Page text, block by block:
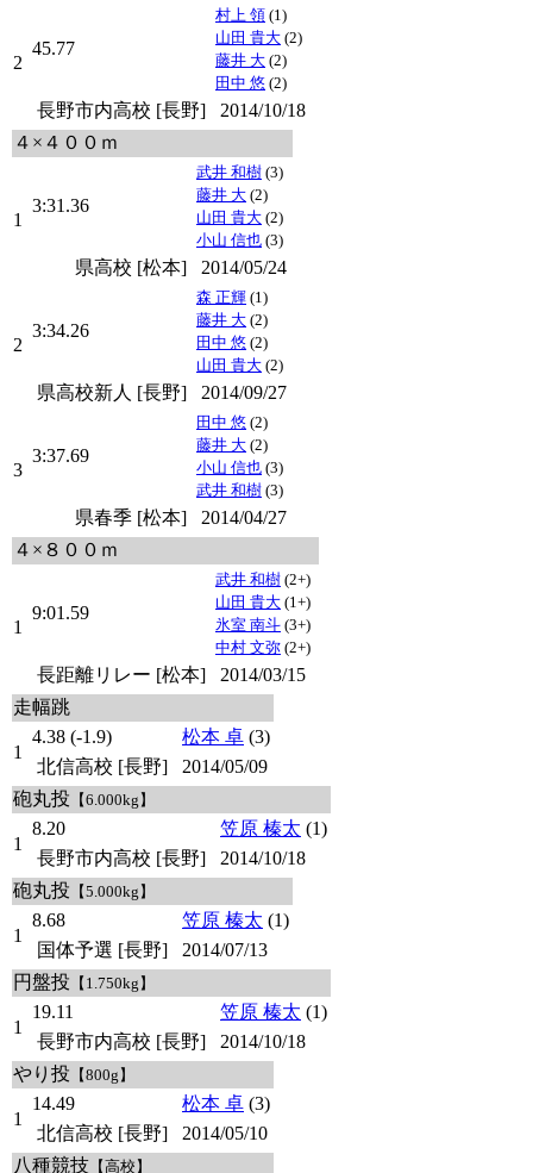
2
45.77
村上 領 (1)
山田 貴大 (2)
藤井 大 (2)
田中 悠 (2)
長野市内高校 [長野]
2014/10/18
４×４００ｍ
1
3:31.36
武井 和樹 (3)
藤井 大 (2)
山田 貴大 (2)
小山 信也 (3)
県高校 [松本] 2014/05/24
2
3:34.26
森 正輝 (1)
藤井 大 (2)
田中 悠 (2)
山田 貴大 (2)
県高校新人 [長野] 2014/09/27
3
3:37.69
田中 悠 (2)
藤井 大 (2)
小山 信也 (3)
武井 和樹 (3)
県春季 [松本]
2014/04/27
４×８００ｍ
1
9:01.59
武井 和樹 (2+)
山田 貴大 (1+)
氷室 南斗 (3+)
中村 文弥 (2+)
長距離リレー [松本]
2014/03/15
走幅跳
1
4.38 (-1.9) 松本 卓 (3)
北信高校 [長野]
2014/05/09
砲丸投 【6.000kg】
1
8.20 笠原 榛太 (1)
長野市内高校 [長野]
2014/10/18
砲丸投 【5.000kg】
1
8.68 笠原 榛太 (1)
国体予選 [長野]
2014/07/13
円盤投 【1.750kg】
1
19.11 笠原 榛太 (1)
長野市内高校 [長野]
2014/10/18
やり投 【800g】
1
14.49 松本 卓 (3)
北信高校 [長野]
2014/05/10
八種競技 【高校】